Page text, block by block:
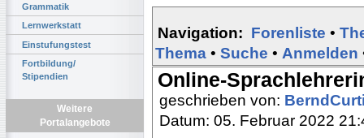
Grammatik
Lernwerkstatt
Einstufungstest
Fortbildung/
Stipendien
Weitere
Portalangebote
Navigation: Forenliste •
Thema • Suche • Anmelden
Online-
geschrieben von:
Datum: 05. Februar 2022